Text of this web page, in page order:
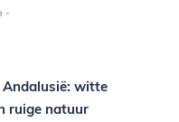
-
witte
ruige natuur